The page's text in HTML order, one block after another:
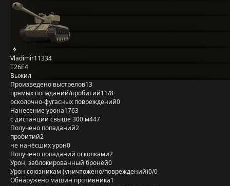
Vladimir11334
T26E4
Выжил
Произведено выстрелов13
прямых попаданий/пробитий11/8
осколочно-фугасных повреждений0
Нанесение урона1763
с дистанции свыше 300 м447
Получено попаданий2
пробитий2
не нанёсших урон0
Получено попаданий осколками2
Урон, заблокированный бронёй0
Урон союзникам (уничтожено/повреждений)0/0
Обнаружено машин противника1